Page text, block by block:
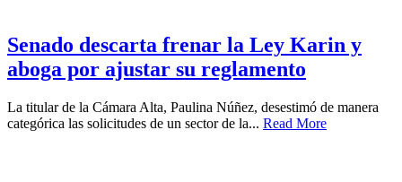
Senado descarta frenar la Ley Karin y
aboga por ajustar su reglamento
La titular de la Cámara Alta, Paulina Núñez, desestimó de manera
categórica las solicitudes de un sector de la... Read More